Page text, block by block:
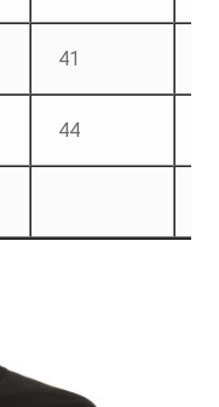
41
44